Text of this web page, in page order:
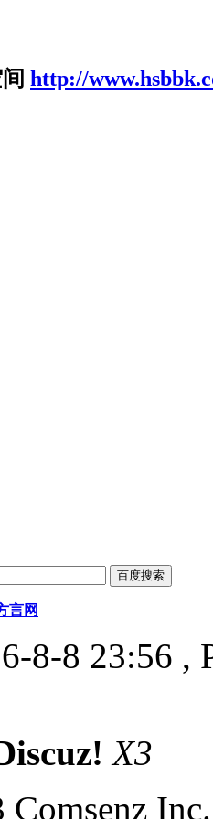
http://
言网
8-8 23:56 ,
X3
Inc.